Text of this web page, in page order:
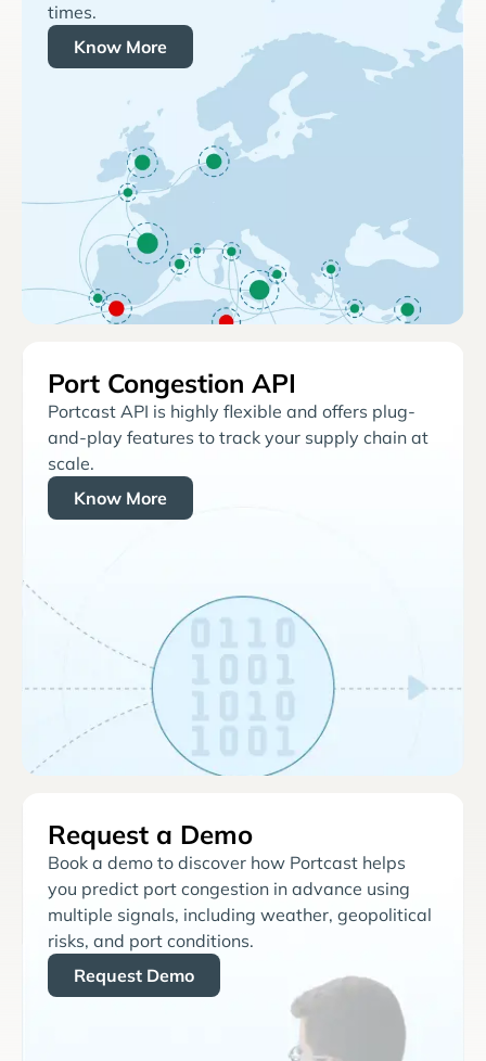
times.
Know More
Port Congestion API
Portcast API is highly flexible and offers plug-
and-play features to track your supply chain at
scale.
Know More
Request a Demo
Book a demo to discover how Portcast helps
you predict port congestion in advance using
multiple signals, including weather, geopolitical
risks, and port conditions.
Request Demo